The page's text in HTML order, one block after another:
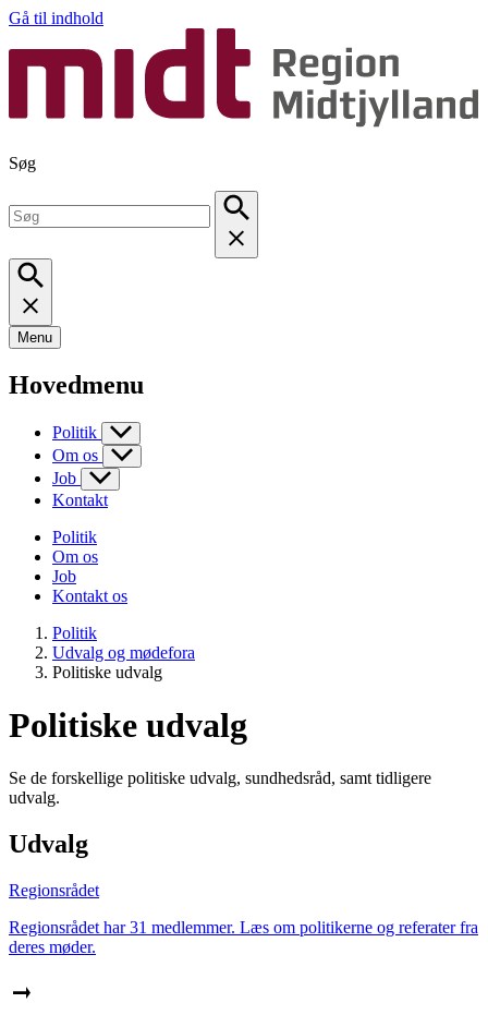
Gå til indhold
Søg
Menu
Hovedmenu
Politik
Om os
Job
Kontakt
Politik
Om os
Job
Kontakt os
Politik
Udvalg og mødefora
Politiske udvalg
Politiske udvalg
Se de forskellige politiske udvalg, sundhedsråd, samt tidligere
udvalg.
Udvalg
Regionsrådet
Regionsrådet har 31 medlemmer. Læs om politikerne og referater fra
deres møder.